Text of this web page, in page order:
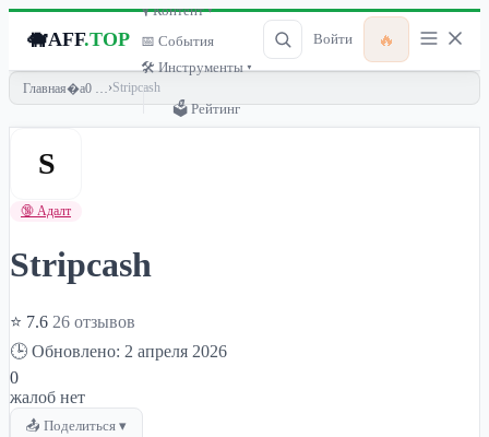
🐗AFF.TOP
🎙 Контент ▾
📅 События
🛠 Инструменты ▾
🗳 Рейтинг
Войти 🔥
Главная ›Stripcash
S
🔞 Адалт
Stripcash
⭐ 7.6 26 отзывов
🕒 Обновлено: 2 апреля 2026
0
жалоб нет
📤 Поделиться ▾